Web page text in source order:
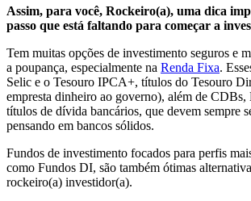
Assim, para você, Rockeiro(a), uma dica
passo que está faltando para começar a
Tem muitas opções de investimento seguros e
a poupança, especialmente na Renda Fixa.
Selic e o Tesouro IPCA+, títulos do Tesouro
empresta dinheiro ao governo), além de
títulos de dívida bancários, que devem sempre
pensando em bancos sólidos.
Fundos de investimento focados para perfis
como Fundos DI, são também ótimas
rockeiro(a) investidor(a).